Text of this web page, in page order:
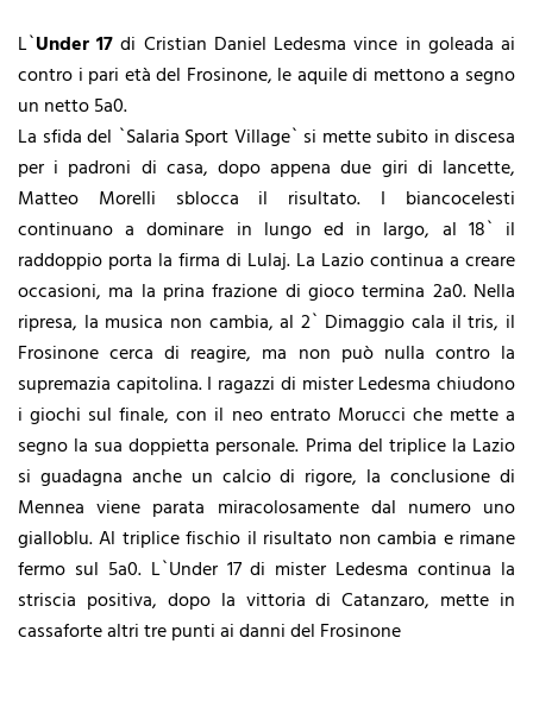
L`Under 17 di Cristian Daniel Ledesma vince in goleada ai
contro i pari età del Frosinone, le aquile di mettono a segno
un netto 5a0.
La sfida del `Salaria Sport Village` si mette subito in discesa
per i padroni di casa, dopo appena due giri di lancette,
Matteo Morelli sblocca il risultato. I biancocelesti
continuano a dominare in lungo ed in largo, al 18` il
raddoppio porta la firma di Lulaj. La Lazio continua a creare
occasioni, ma la prina frazione di gioco termina 2a0. Nella
ripresa, la musica non cambia, al 2` Dimaggio cala il tris, il
Frosinone cerca di reagire, ma non può nulla contro la
supremazia capitolina. I ragazzi di mister Ledesma chiudono
i giochi sul finale, con il neo entrato Morucci che mette a
segno la sua doppietta personale. Prima del triplice la Lazio
si guadagna anche un calcio di rigore, la conclusione di
Mennea viene parata miracolosamente dal numero uno
gialloblu. Al triplice fischio il risultato non cambia e rimane
fermo sul 5a0. L`Under 17 di mister Ledesma continua la
striscia positiva, dopo la vittoria di Catanzaro, mette in
cassaforte altri tre punti ai danni del Frosinone